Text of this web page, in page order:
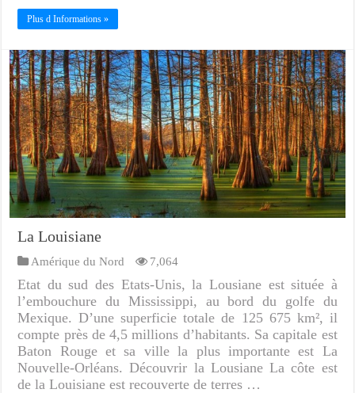
Plus d Informations »
La Louisiane
Amérique du Nord 7,064
Etat du sud des Etats-Unis, la Lousiane est située à
l’embouchure du Mississippi, au bord du golfe du
Mexique. D’une superficie totale de 125 675 km², il
compte près de 4,5 millions d’habitants. Sa capitale est
Baton Rouge et sa ville la plus importante est La
Nouvelle-Orléans. Découvrir la Lousiane La côte est
de la Louisiane est recouverte de terres …